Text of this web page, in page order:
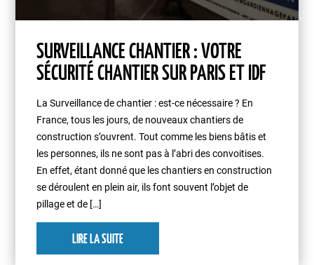
SURVEILLANCE CHANTIER : VOTRE
SÉCURITÉ CHANTIER SUR PARIS ET IDF
La Surveillance de chantier : est-ce nécessaire ? En
France, tous les jours, de nouveaux chantiers de
construction s’ouvrent. Tout comme les biens bâtis et
les personnes, ils ne sont pas à l’abri des convoitises.
En effet, étant donné que les chantiers en construction
se déroulent en plein air, ils font souvent l’objet de
pillage et de […]
LIRE LA SUITE